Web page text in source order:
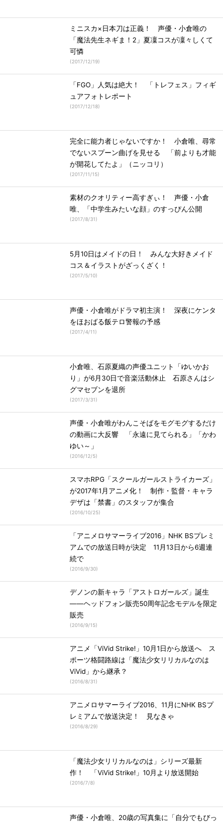
ミニスカ×日本刀は正義！ 声優・小倉唯の
「魔法先生ネギま！2」夏凜コスが凜々しくて
可憐
(2017/12/19)
「FGO」人気は絶大！ 「トレフェス」フィギ
ュアフォトレポート
(2017/12/18)
完全に能力者じゃないですか！ 小倉唯、尋常
でないスプーン曲げを見せる 「前よりも才能
が開花してたよ」（ニッコリ）
(2017/11/15)
素材のクオリティー高すぎぃ！ 声優・小倉
唯、「中学生みたいな顔」のすっぴん公開
(2017/8/31)
5月10日はメイドの日！ みんな大好きメイド
コス＆イラストがざっくざく！
(2017/5/10)
声優・小倉唯がドラマ初主演！ 深夜にケンタ
をほおばる飯テロ警報の予感
(2017/4/11)
小倉唯、石原夏織の声優ユニット「ゆいかお
り」が6月30日で音楽活動休止 石原さんはシ
グマセブンを退所
(2017/3/31)
声優・小倉唯がわんこそばをモグモグするだけ
の動画に大反響 「永遠に見てられる」「かわ
ゆい～」
(2016/12/5)
スマホRPG「スクールガールストライカーズ」
が2017年1月アニメ化！ 制作・監督・キャラ
デザは「禁書」のスタッフが集合
(2016/10/25)
「アニメロサマーライブ2016」NHK BSプレミ
アムでの放送日時が決定 11月13日から6週連
続で
(2016/9/30)
デノンの新キャラ「アストロガールズ」誕生
――ヘッドフォン販売50周年記念モデルを限定
販売
(2016/9/15)
アニメ「ViVid Strike!」10月1日から放送へ ス
ポーツ格闘路線は「魔法少女リリカルなのは
ViVid」から継承？
(2016/8/31)
アニメロサマーライブ2016、11月にNHK BSプ
レミアムで放送決定！ 見なきゃ
(2016/8/29)
「魔法少女リリカルなのは」シリーズ最新
作！ 「ViVid Strike!」10月より放送開始
(2016/7/8)
声優・小倉唯、20歳の写真集に「自分でもびっ